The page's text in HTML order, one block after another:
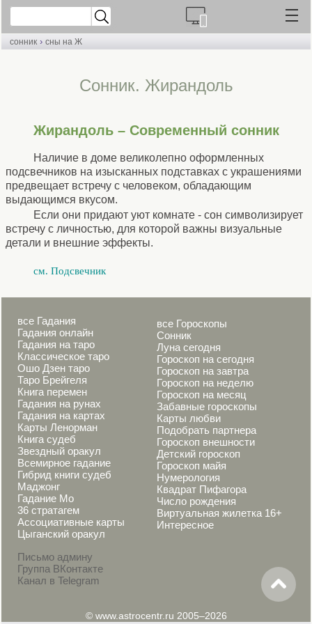
сонник › сны на Ж
Cонник. Жирандоль
Жирандоль – Современный сонник
Наличие в доме великолепно оформленных
подсвечников на изысканных подставках с украшениями
предвещает встречу с человеком, обладающим
выдающимся вкусом.
Если они придают уют комнате - сон символизирует
встречу с личностью, для которой важны визуальные
детали и внешние эффекты.
см. Подсвечник
все Гадания
Гадания онлайн
Гадания на таро
Классическое таро
Ошо Дзен таро
Таро Брейгеля
Книга перемен
Гадания на рунах
Гадания на картах
Карты Ленорман
Книга судеб
Звездный оракул
Всемирное гадание
Гибрид книги судеб
Маджонг
Гадание Мо
36 стратагем
Ассоциативные карты
Цыганский оракул
Письмо админу
Группа ВКонтакте
Канал в Telegram
все Гороскопы
Сонник
Луна сегодня
Гороскоп на сегодня
Гороскоп на завтра
Гороскоп на неделю
Гороскоп на месяц
Забавные гороскопы
Карты любви
Подобрать партнера
Гороскоп внешности
Детский гороскоп
Гороскоп майя
Нумерология
Квадрат Пифагора
Число рождения
Виртуальная жилетка 16+
Интересное
© www.astrocentr.ru 2005–2026